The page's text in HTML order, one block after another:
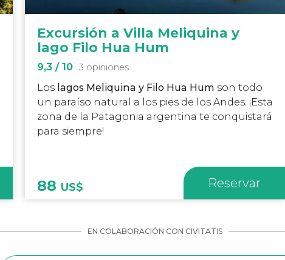
Excursión a Villa Meliquina y
lago Filo Hua Hum
9,3 / 10 3 opiniones
Los lagos Meliquina y Filo Hua Hum son todo
un paraíso natural a los pies de los Andes. ¡Esta
zona de la Patagonia argentina te conquistará
para siempre!
88 US$ Reservar
EN COLABORACIÓN CON CIVITATIS